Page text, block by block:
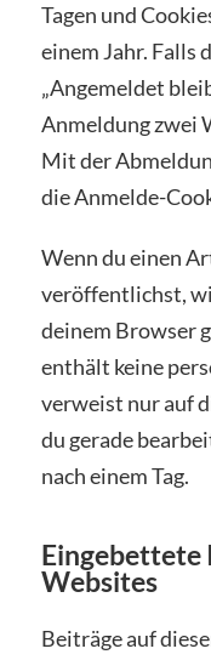
Tagen und
einem Jahr. Falls
„Angemeldet
Anmeldung zwei
Mit der
die Anmelde-
Wenn du einen
veröffentlichst,
deinem Browser
enthält keine
verweist nur auf
du gerade
nach einem Tag.
Eingebettete
Websites
Beiträge auf